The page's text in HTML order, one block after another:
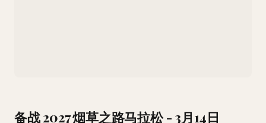
备战 2027 烟草之路马拉松 - 3月14日